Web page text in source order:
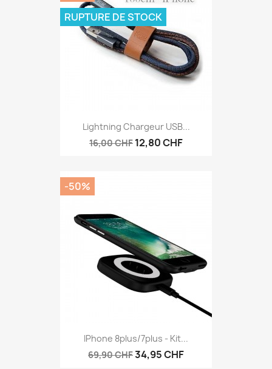
Lightning Chargeur USB...
16,00 CHF 12,80 CHF
RUPTURE DE STOCK
IPhone 8plus/7plus - Kit...
69,90 CHF34,95 CHF
-50%